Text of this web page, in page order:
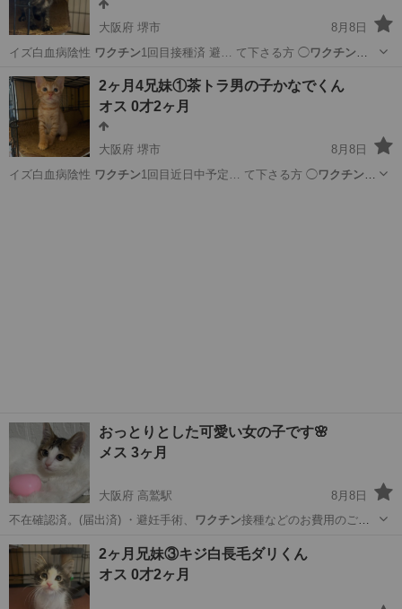
大阪府 堺市
8月8日
イズ白血病陰性 ワクチン 1回目接種済 避… て下さる方 ◯ワクチン
大阪 堺市 猫 ワクチン
2ヶ月4兄妹①茶トラ男の子かなでくん
オス 0才2ヶ月
大阪府 堺市
8月8日
イズ白血病陰性 ワクチン 1回目近日中予定… て下さる方 ◯ワクチン
おっとりとした可愛い女の子です🌸
メス 3ヶ月
大阪府 高鷲駅
8月8日
不在確認済。(届出済) ・避妊手術、
ワクチン接種などのお費用のご負
大阪 羽曳野市 高鷲駅 性格
2ヶ月兄妹③キジ白長毛ダリくん
オス 0才2ヶ月